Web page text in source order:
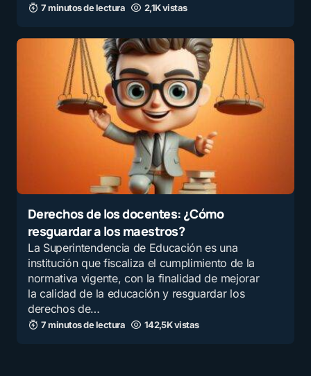
7 minutos de lectura 2,1K vistas
Derechos de los docentes: ¿Cómo
resguardar a los maestros?
La Superintendencia de Educación es una
institución que fiscaliza el cumplimiento de la
normativa vigente, con la finalidad de mejorar
la calidad de la educación y resguardar los
derechos de…
7 minutos de lectura 142,5K vistas